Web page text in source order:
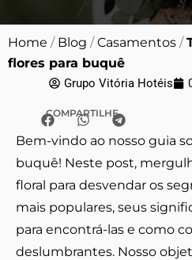
Home / Blog /Casamentos /
flores para buquê
Grupo Vitória Hotéis
COMPARTILHE
Bem-vindo ao nosso guia
buquê! Neste post,
floral para desvendar os
mais populares, seus
para encontrá-las e como
deslumbrantes. Nosso